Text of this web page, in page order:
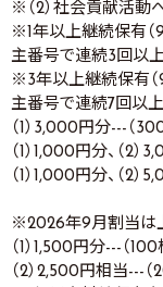
※（2）社会貢献活動
※1年以上継続保有
主番号で連続3回以
※3年以上継続保有
主番号で連続7回以
（1）3,000円分---（
（1）1,000円分、（2
（1）1,000円分、（2
※2026年9月割当は
（1）1,500円分---（100
（2）2,500円相当---（